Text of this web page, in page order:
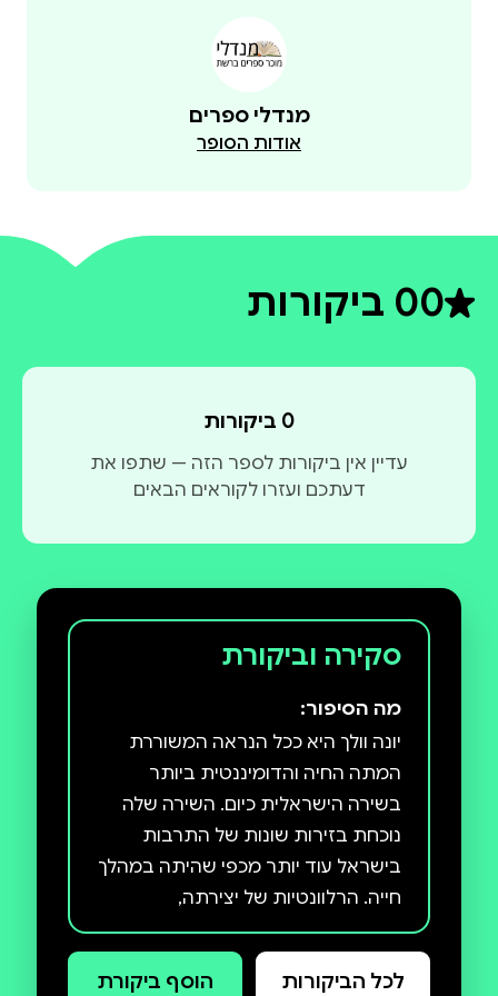
מנדלי ספרים
אודות הסופר
0דירוג ממוצע 0 מתוך 5
0 ביקורות
0 ביקורות
עדיין אין ביקורות לספר הזה — שתפו את
דעתכם ועזרו לקוראים הבאים
סקירה וביקורת
מה הסיפור:
יונה וולך היא ככל הנראה המשוררת
המתה החיה והדומיננטית ביותר
בשירה הישראלית כיום. השירה שלה
נוכחת בזירות שונות של התרבות
בישראל עוד יותר מכפי שהיתה במהלך
חייה. הרלוונטיות של יצירתה,
וההזדקקות למילותיה, לאבחנותיה
ולרגישויותיה ,אף מתגברות בשני
לכל הביקורות הוסף ביקורת